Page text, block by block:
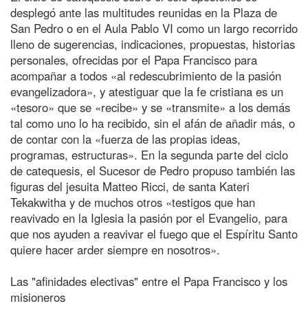
desplegó ante las multitudes reunidas en la Plaza de
San Pedro o en el Aula Pablo VI como un largo recorrido
lleno de sugerencias, indicaciones, propuestas, historias
personales, ofrecidas por el Papa Francisco para
acompañar a todos «al redescubrimiento de la pasión
evangelizadora», y atestiguar que la fe cristiana es un
«tesoro» que se «recibe» y se «transmite» a los demás
tal como uno lo ha recibido, sin el afán de añadir más, o
de contar con la «fuerza de las propias ideas,
programas, estructuras». En la segunda parte del ciclo
de catequesis, el Sucesor de Pedro propuso también las
figuras del jesuita Matteo Ricci, de santa Kateri
Tekakwitha y de muchos otros «testigos que han
reavivado en la Iglesia la pasión por el Evangelio, para
que nos ayuden a reavivar el fuego que el Espíritu Santo
quiere hacer arder siempre en nosotros».
Las "afinidades electivas" entre el Papa Francisco y los
misioneros